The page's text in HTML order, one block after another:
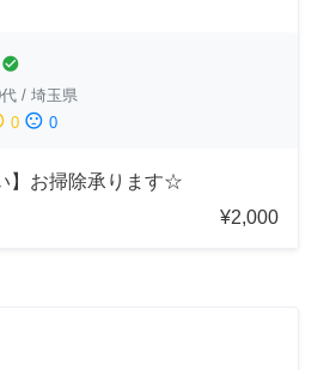
check_circle
/ 埼玉県
0 sentiment_dissatisfied 0
】お掃除承ります☆
¥2,000